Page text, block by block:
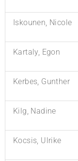
Iskounen, Nicole
Kartaly, Egon
Kerbes, Gunther
Kilg, Nadine
Kocsis, Ulrike